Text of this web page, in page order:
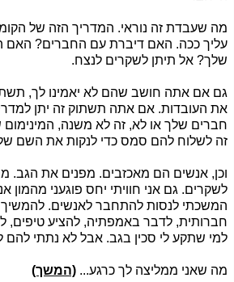
מה שעבדת זה נוראי. המדריך הזה של
עליך ככה. האם דיברת עם החברים?
שלך? אל תיתן לשקרים לנצח.
גם אם אתה חושב שהם לא יאמינו לך,
את העובדות. אם אתה תשתוק זה יתן
חברים שלך או לא, זה לא משנה,
זה לשלוח להם סמס כדי לנקות את השם
וכן, אנשים הם מאכזבים. מפנים את הגב.
לשקרים. גם אני חוויתי יחס פוגעני
המשכתי לנסות להתחבר לאנשים. להמשיך
חברותית, לדבר באמפתיה, להציע טיפים,
למי שתקע לי סכין בגב. אבל לא נתתי להם
מה שאני ממליצה לך כרגע... (המשך)